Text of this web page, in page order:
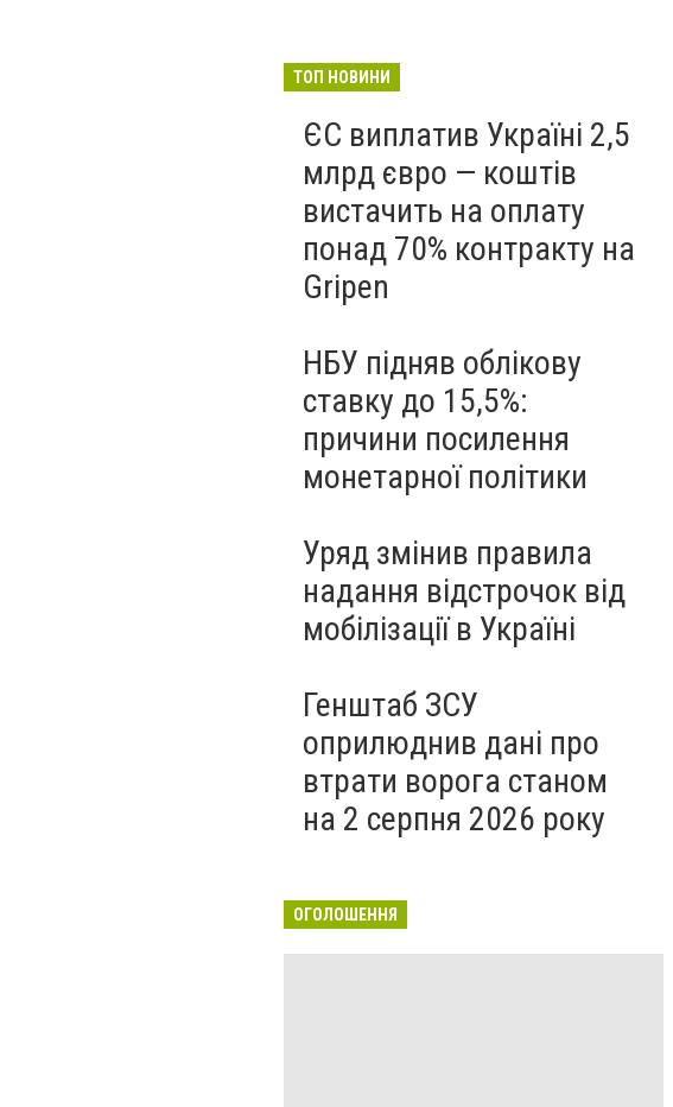
ТОП НОВИНИ
ЄС виплатив Україні 2,5
млрд євро — коштів
вистачить на оплату
понад 70% контракту на
Gripen
НБУ підняв облікову
ставку до 15,5%:
причини посилення
монетарної політики
Уряд змінив правила
надання відстрочок від
мобілізації в Україні
Генштаб ЗСУ
оприлюднив дані про
втрати ворога станом
на 2 серпня 2026 року
ОГОЛОШЕННЯ